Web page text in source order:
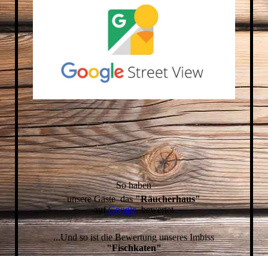
So haben
unsere Gäste das"Räucherhaus"
aufGooglebewertet
...Und so ist die Bewertung unseres Imbiss
"Fischkaten"